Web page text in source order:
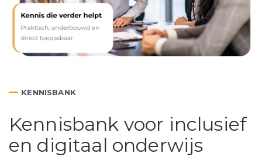
— KENNISBANK
Kennisbank voor inclusief
en digitaal onderwijs